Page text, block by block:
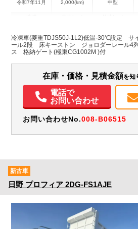
令和7年11月 2,000(km) 中型
北海道
W:2,170
H:2,100
W:2,490
H:3,400
パワステ パワーウィンドウ ABS
冷凍車(菱重TDJS50J-1L2)低温-30℃設定 サ
ール2段 床キーストン ジョロダーレール
ス 格納ゲート(極東CG1002M )付
在庫・価格・見積金額を知
電話で
お問い合わせ
お問い合わせNo.008-B06515
新古車
日野 プロフィア 2DG-FS1AJE